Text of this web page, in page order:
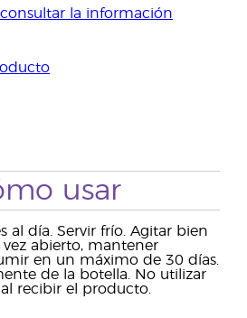
la información
usar
al día. Servir frío. Agitar bien
vez abierto, mantener
en un máximo de 30 días.
de la botella. No utilizar
recibir el producto.